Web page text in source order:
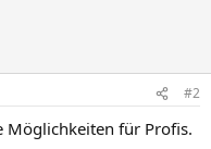
#2
Möglichkeiten für Profis.